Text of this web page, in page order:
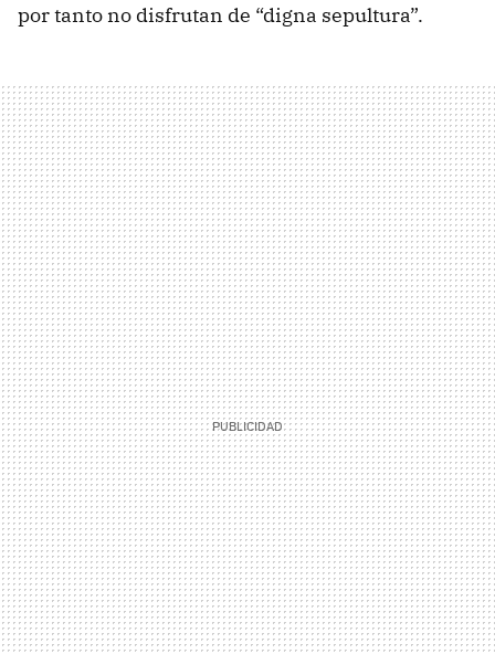
por tanto no disfrutan de “digna sepultura”.